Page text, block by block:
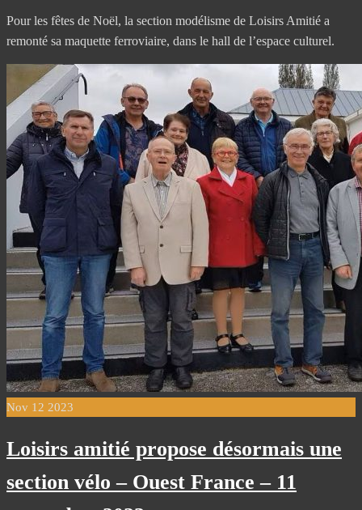
Pour les fêtes de Noël, la section modélisme de Loisirs Amitié a
remonté sa maquette ferroviaire, dans le hall de l’espace culturel.
Nov 12 2023
Loisirs amitié propose désormais une
section vélo – Ouest France – 11